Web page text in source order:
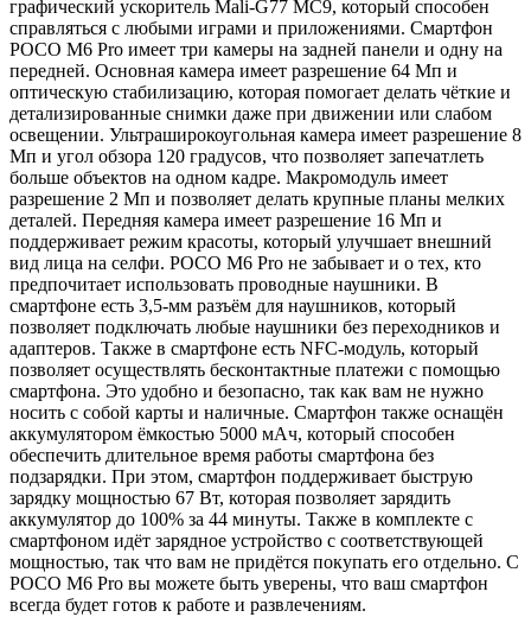
графический ускоритель Mali-G77 MC9, который способен
справляться с любыми играми и приложениями. Смартфон
POCO M6 Pro имеет три камеры на задней панели и одну на
передней. Основная камера имеет разрешение 64 Мп и
оптическую стабилизацию, которая помогает делать чёткие и
детализированные снимки даже при движении или слабом
освещении. Ультраширокоугольная камера имеет разрешение 8
Мп и угол обзора 120 градусов, что позволяет запечатлеть
больше объектов на одном кадре. Макромодуль имеет
разрешение 2 Мп и позволяет делать крупные планы мелких
деталей. Передняя камера имеет разрешение 16 Мп и
поддерживает режим красоты, который улучшает внешний
вид лица на селфи. POCO M6 Pro не забывает и о тех, кто
предпочитает использовать проводные наушники. В
смартфоне есть 3,5-мм разъём для наушников, который
позволяет подключать любые наушники без переходников и
адаптеров. Также в смартфоне есть NFC-модуль, который
позволяет осуществлять бесконтактные платежи с помощью
смартфона. Это удобно и безопасно, так как вам не нужно
носить с собой карты и наличные. Смартфон также оснащён
аккумулятором ёмкостью 5000 мАч, который способен
обеспечить длительное время работы смартфона без
подзарядки. При этом, смартфон поддерживает быструю
зарядку мощностью 67 Вт, которая позволяет зарядить
аккумулятор до 100% за 44 минуты. Также в комплекте с
смартфоном идёт зарядное устройство с соответствующей
мощностью, так что вам не придётся покупать его отдельно. С
POCO M6 Pro вы можете быть уверены, что ваш смартфон
всегда будет готов к работе и развлечениям.